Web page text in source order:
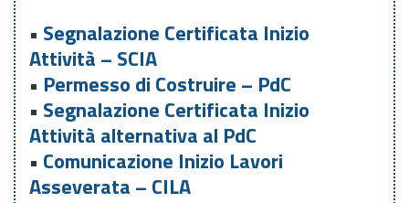
• Segnalazione Certificata Inizio
Attività – SCIA
• Permesso di Costruire – PdC
• Segnalazione Certificata Inizio
Attività alternativa al PdC
• Comunicazione Inizio Lavori
Asseverata – CILA